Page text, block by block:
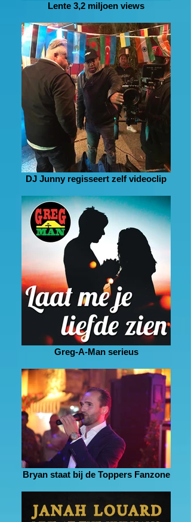
Lente 3,2 miljoen views
DJ Junny regisseert zelf videoclip
Greg-A-Man serieus
Bryan staat bij de Toppers Fanzone